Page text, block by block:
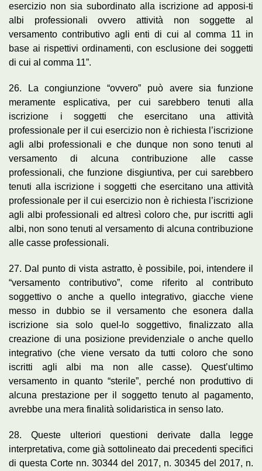
esercizio non sia subordinato alla iscrizione ad apposi-ti
albi professionali ovvero attività non soggette al
versamento contributivo agli enti di cui al comma 11 in
base ai rispettivi ordinamenti, con esclusione dei soggetti
di cui al comma 11”.
26. La congiunzione “ovvero” può avere sia funzione
meramente esplicativa, per cui sarebbero tenuti alla
iscrizione i soggetti che esercitano una attività
professionale per il cui esercizio non è richiesta l’iscrizione
agli albi professionali e che dunque non sono tenuti al
versamento di alcuna contribuzione alle casse
professionali, che funzione disgiuntiva, per cui sarebbero
tenuti alla iscrizione i soggetti che esercitano una attività
professionale per il cui esercizio non è richiesta l’iscrizione
agli albi professionali ed altresì coloro che, pur iscritti agli
albi, non sono tenuti al versamento di alcuna contribuzione
alle casse professionali.
27. Dal punto di vista astratto, è possibile, poi, intendere il
“versamento contributivo”, come riferito al contributo
soggettivo o anche a quello integrativo, giacche viene
messo in dubbio se il versamento che esonera dalla
iscrizione sia solo quel-lo soggettivo, finalizzato alla
creazione di una posizione previdenziale o anche quello
integrativo (che viene versato da tutti coloro che sono
iscritti agli albi ma non alle casse). Quest’ultimo
versamento in quanto “sterile”, perché non produttivo di
alcuna prestazione per il soggetto tenuto al pagamento,
avrebbe una mera finalità solidaristica in senso lato.
28. Queste ulteriori questioni derivate dalla legge
interpretativa, come già sottolineato dai precedenti specifici
di questa Corte nn. 30344 del 2017, n. 30345 del 2017, n.